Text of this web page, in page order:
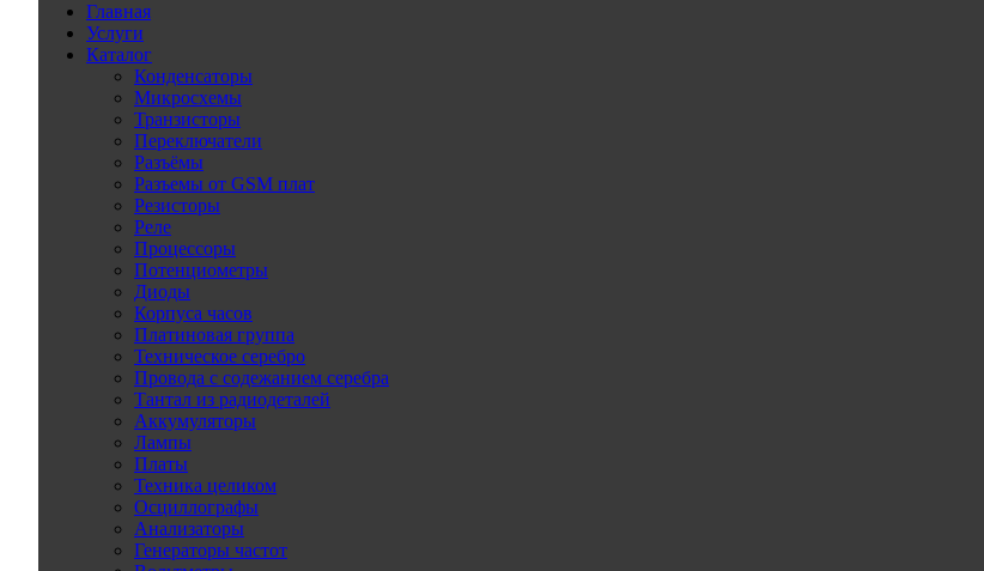
Главная
Услуги
Каталог
Конденсаторы
Микросхемы
Транзисторы
Переключатели
Разъёмы
Разъемы от GSM плат
Резисторы
Реле
Процессоры
Потенциометры
Диоды
Корпуса часов
Платиновая группа
Техническое серебро
Провода с содежанием серебра
Тантал из радиодеталей
Аккумуляторы
Лампы
Платы
Техника целиком
Осциллографы
Анализаторы
Генераторы частот